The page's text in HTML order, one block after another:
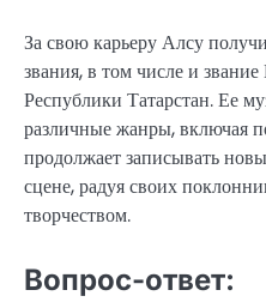
За свою карьеру Алсу
звания, в том числе и
Республики Татарстан. Ее
различные жанры, включая
продолжает записывать
сцене, радуя своих
творчеством.
Вопрос-ответ: